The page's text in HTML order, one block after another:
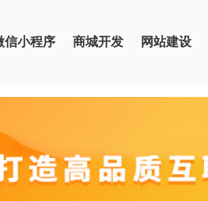
信小程序 商城开发 网站建设